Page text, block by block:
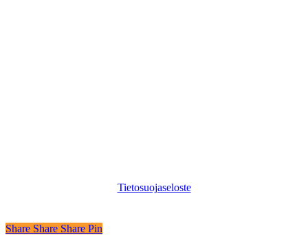
Tietosuojaseloste
Share
Share Share Share Pin